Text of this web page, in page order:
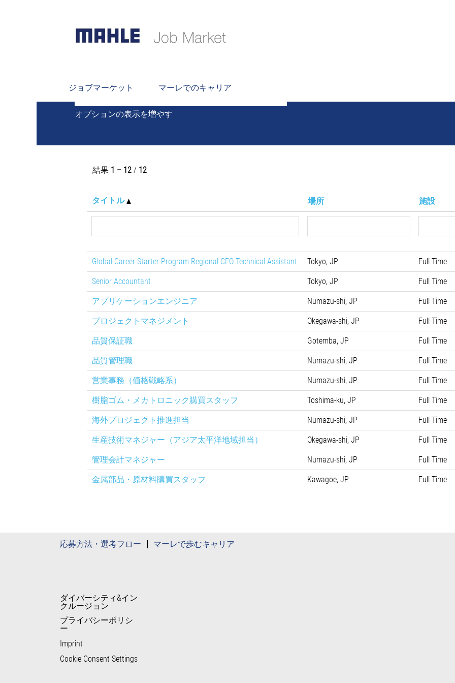
ジョブマーケット マーレでのキャリア
オプションの表示を増やす
結果 1 – 12 / 12
タイトル 場所 施設
Global Career Starter Program Regional CEO Technical Assistant Tokyo, JP Full Time
Senior Accountant Tokyo, JP Full Time
アプリケーションエンジニア Numazu-shi, JP Full Time
プロジェクトマネジメント Okegawa-shi, JP Full Time
品質保証職 Gotemba, JP Full Time
品質管理職 Numazu-shi, JP Full Time
営業事務（価格戦略系） Numazu-shi, JP Full Time
樹脂ゴム・メカトロニック購買スタッフ Toshima-ku, JP Full Time
海外プロジェクト推進担当 Numazu-shi, JP Full Time
生産技術マネジャー（アジア太平洋地域担当） Okegawa-shi, JP Full Time
管理会計マネジャー Numazu-shi, JP Full Time
金属部品・原材料購買スタッフ Kawagoe, JP Full Time
応募方法・選考フロー マーレで歩むキャリア
ダイバーシティ&イン
クルージョン
プライバシーポリシ
ー
Imprint
Cookie Consent Settings